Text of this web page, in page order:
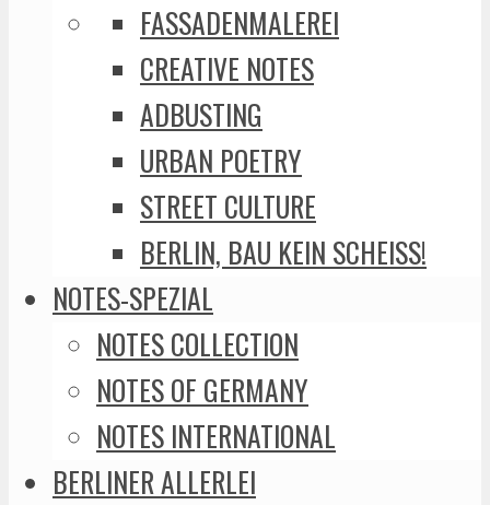
FASSADENMALEREI
CREATIVE NOTES
ADBUSTING
URBAN POETRY
STREET CULTURE
BERLIN, BAU KEIN SCHEISS!
NOTES-SPEZIAL
NOTES COLLECTION
NOTES OF GERMANY
NOTES INTERNATIONAL
BERLINER ALLERLEI